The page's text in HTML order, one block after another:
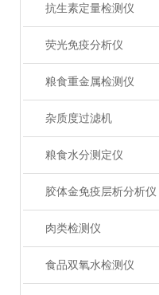
抗生素定量检测仪
荧光免疫分析仪
粮食重金属检测仪
杂质度过滤机
粮食水分测定仪
胶体金免疫层析分析仪
肉类检测仪
食品双氧水检测仪